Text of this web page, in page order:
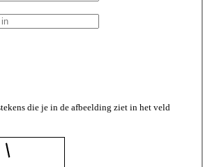
die je in de afbeelding ziet in het veld